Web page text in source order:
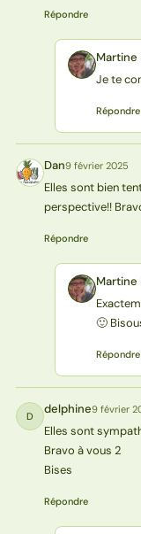
Répondre
MP Martine
Je te
Répondre
D Dan9 février 2025
Elles sont bien
perspective!!
Répondre
MP Martine
🙂
Répondre
D delphine9 février
Elles sont
Bravo à vous 2
Bises
Répondre